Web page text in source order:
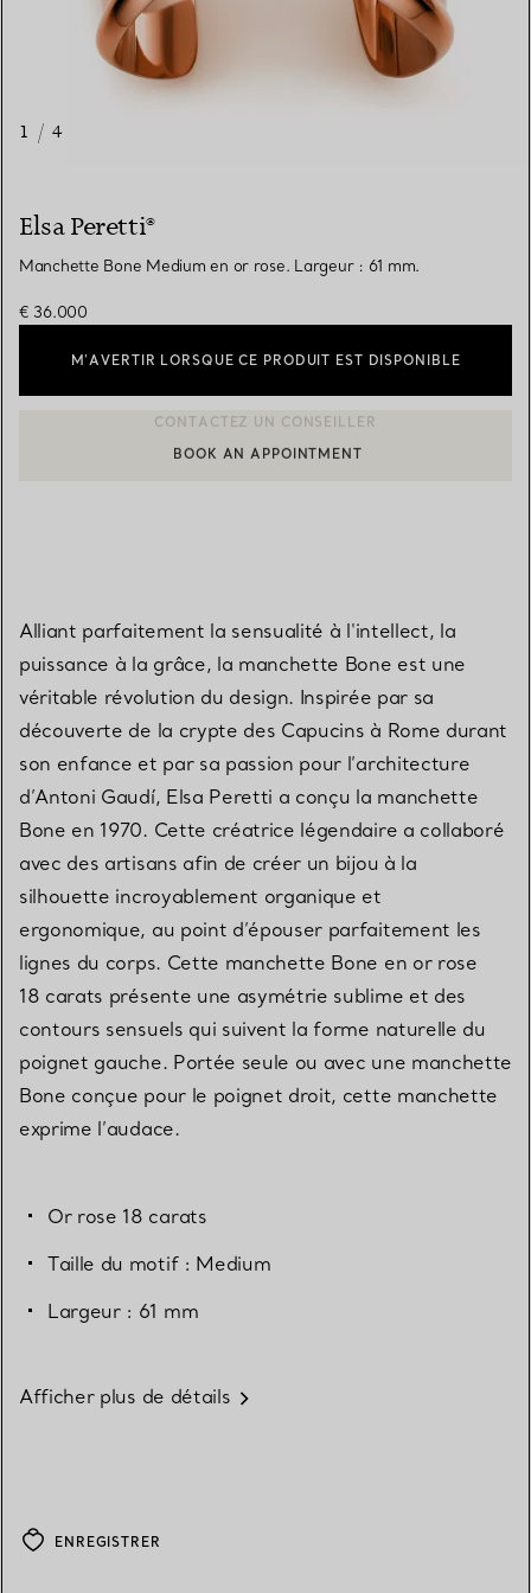
1 / 4
Elsa Peretti®
Manchette Bone Medium en or rose. Largeur : 61 mm.
€ 36.000
M’AVERTIR LORSQUE CE PRODUIT EST DISPONIBLE
CONTACTER UN CONSEILLER CLIENT OU PRENDRE RENDEZ-
BOOK AN APPOINTMENT
Alliant parfaitement la sensualité à l'intellect, la
puissance à la grâce, la manchette Bone est une
véritable révolution du design. Inspirée par sa
découverte de la crypte des Capucins à Rome durant
son enfance et par sa passion pour l’architecture
d’Antoni Gaudí, Elsa Peretti a conçu la manchette
Bone en 1970. Cette créatrice légendaire a collaboré
avec des artisans afin de créer un bijou à la
silhouette incroyablement organique et
ergonomique, au point d’épouser parfaitement les
lignes du corps. Cette manchette Bone en or rose
18 carats présente une asymétrie sublime et des
contours sensuels qui suivent la forme naturelle du
poignet gauche. Portée seule ou avec une manchette
Bone conçue pour le poignet droit, cette manchette
exprime l’audace.
Or rose 18 carats
Taille du motif : Medium
Largeur : 61 mm
Afficher plus de détails
ENREGISTRER